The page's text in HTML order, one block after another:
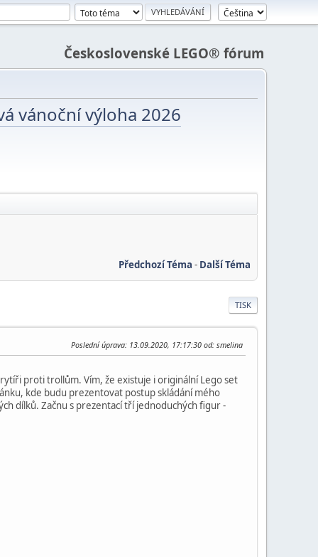
Československé LEGO® fórum
vánoční výloha 2026
Předchozí Téma - Další Téma
TISK
Poslední úprava: 13.09.2020, 17:17:30 od: smelina
proti trollům. Vím, že existuje i originální Lego set
kde budu prezentovat postup skládání mého
dílků. Začnu s prezentací tří jednoduchých figur -